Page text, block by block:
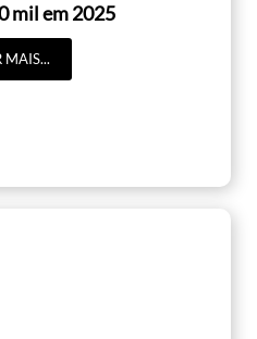
mil em 2025
MAIS...